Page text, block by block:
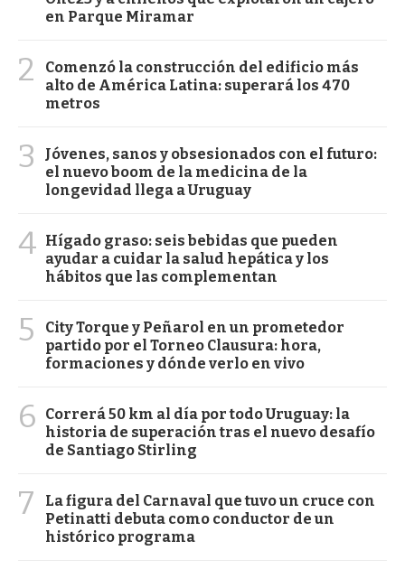
en Parque Miramar
2
Comenzó la construcción del edificio más
alto de América Latina: superará los 470
metros
3
Jóvenes, sanos y obsesionados con el futuro:
el nuevo boom de la medicina de la
longevidad llega a Uruguay
4 Hígado graso: seis bebidas que pueden
ayudar a cuidar la salud hepática y los
hábitos que las complementan
5
City Torque y Peñarol en un prometedor
partido por el Torneo Clausura: hora,
formaciones y dónde verlo en vivo
6
Correrá 50 km al día por todo Uruguay: la
historia de superación tras el nuevo desafío
de Santiago Stirling
7
La figura del Carnaval que tuvo un cruce con
Petinatti debuta como conductor de un
histórico programa